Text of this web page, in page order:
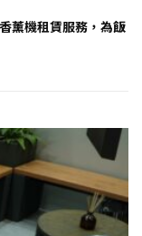
薰機租賃服務，為飯